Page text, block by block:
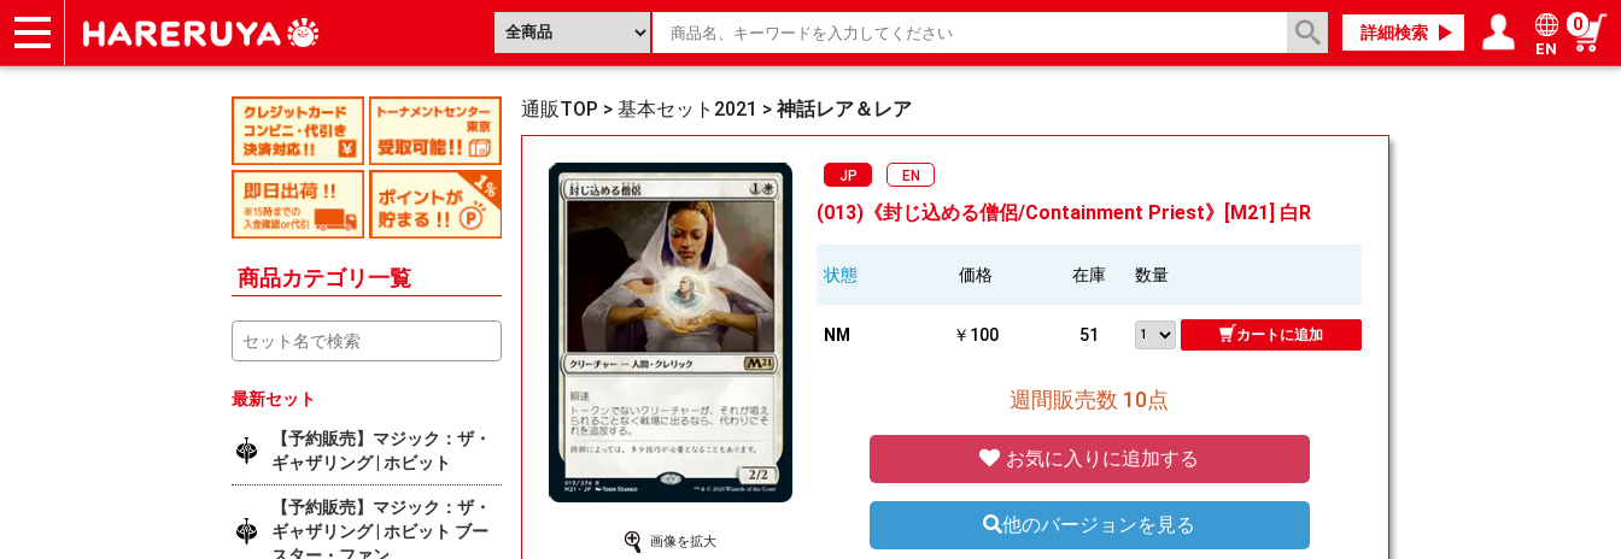
詳細検索
EN
0
商品カテゴリ一覧
通販TOP > 基本セット2021 > 神話レア＆レア
画像を拡大
JP EN
(013)《封じ込める僧侶/Containment Priest》[M21] 白R
状態 価格 在庫 数量
NM ￥100 51 カートに追加
週間販売数 10点
お気に入りに追加する
他のバージョンを見る